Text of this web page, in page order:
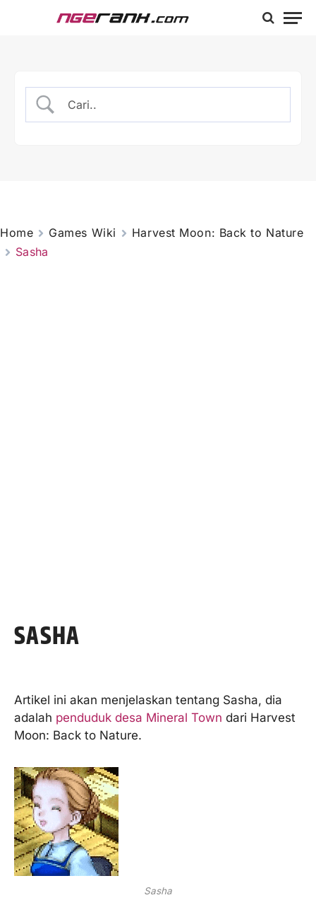
Home Games Wiki
Harvest Moon: Back to Nature
Sasha
SASHA
Artikel ini akan menjelaskan tentang Sasha, dia
adalah penduduk desa Mineral Town dari Harvest
Moon: Back to Nature.
Sasha